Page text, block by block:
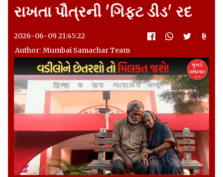
રાખતા પૌત્રની 'ગિફ્ટ ડીડ' રદ
2026-06-09 21:45:22
Author: Mumbai Samachar Team